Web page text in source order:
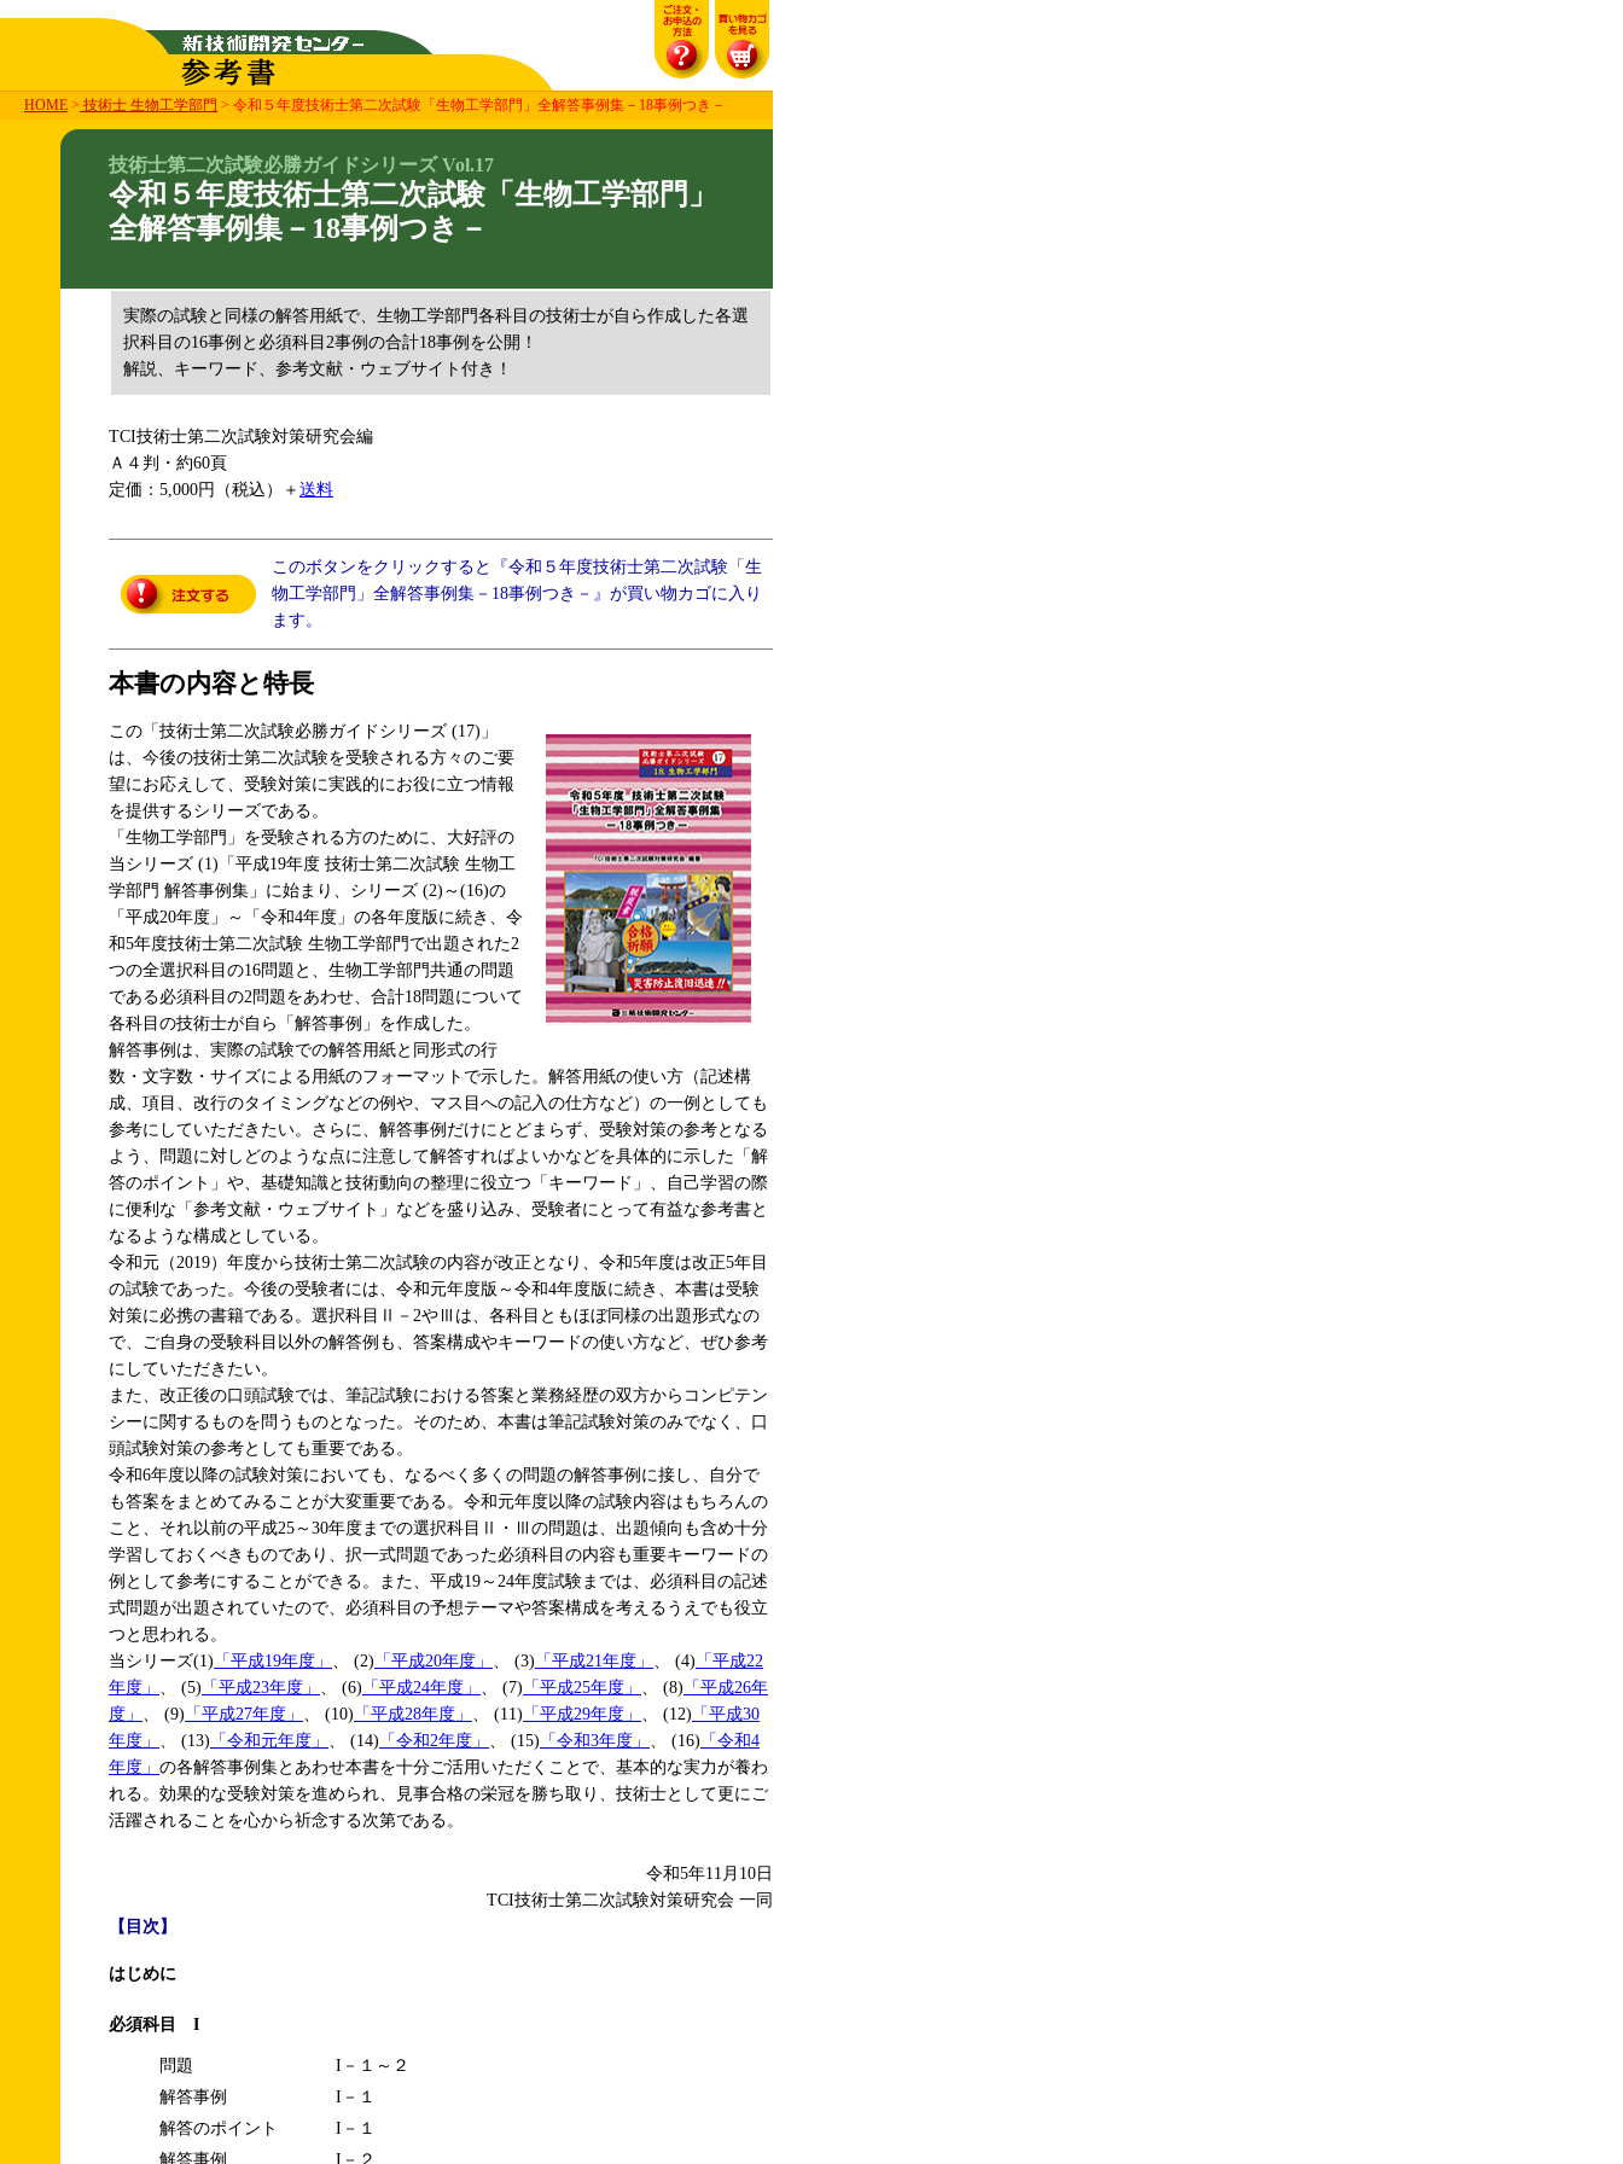
HOME > 技術士 生物工学部門 > 令和５年度技術士第二次試験「生物工学部門」全解答事例集－18事例つき－
技術士第二次試験必勝ガイドシリーズ Vol.17
令和５年度技術士第二次試験「生物工学部門」
全解答事例集－18事例つき－
実際の試験と同様の解答用紙で、生物工学部門各科目の技術士が自ら作成した各選
択科目の16事例と必須科目2事例の合計18事例を公開！
解説、キーワード、参考文献・ウェブサイト付き！
TCI技術士第二次試験対策研究会編
Ａ４判・約60頁
定価：5,000円（税込）＋ 送料
このボタンをクリックすると『令和５年度技術士第二次試験「生
物工学部門」全解答事例集－18事例つき－』が買い物カゴに入り
ます。
本書の内容と特長
この「技術士第二次試験必勝ガイドシリーズ (17)」
は、今後の技術士第二次試験を受験される方々のご要
望にお応えして、受験対策に実践的にお役に立つ情報
を提供するシリーズである。
「生物工学部門」を受験される方のために、大好評の
当シリーズ (1)「平成19年度 技術士第二次試験 生物工
学部門 解答事例集」に始まり、シリーズ (2)～(16)の
「平成20年度」～「令和4年度」の各年度版に続き、令
和5年度技術士第二次試験 生物工学部門で出題された2
つの全選択科目の16問題と、生物工学部門共通の問題
である必須科目の2問題をあわせ、合計18問題について
各科目の技術士が自ら「解答事例」を作成した。
解答事例は、実際の試験での解答用紙と同形式の行
数・文字数・サイズによる用紙のフォーマットで示した。解答用紙の使い方（記述構
成、項目、改行のタイミングなどの例や、マス目への記入の仕方など）の一例としても
参考にしていただきたい。さらに、解答事例だけにとどまらず、受験対策の参考となる
よう、問題に対しどのような点に注意して解答すればよいかなどを具体的に示した「解
答のポイント」や、基礎知識と技術動向の整理に役立つ「キーワード」、自己学習の際
に便利な「参考文献・ウェブサイト」などを盛り込み、受験者にとって有益な参考書と
なるような構成としている。
令和元（2019）年度から技術士第二次試験の内容が改正となり、令和5年度は改正5年目
の試験であった。今後の受験者には、令和元年度版～令和4年度版に続き、本書は受験
対策に必携の書籍である。選択科目Ⅱ－2やⅢは、各科目ともほぼ同様の出題形式なの
で、ご自身の受験科目以外の解答例も、答案構成やキーワードの使い方など、ぜひ参考
にしていただきたい。
また、改正後の口頭試験では、筆記試験における答案と業務経歴の双方からコンピテン
シーに関するものを問うものとなった。そのため、本書は筆記試験対策のみでなく、口
頭試験対策の参考としても重要である。
令和6年度以降の試験対策においても、なるべく多くの問題の解答事例に接し、自分で
も答案をまとめてみることが大変重要である。令和元年度以降の試験内容はもちろんの
こと、それ以前の平成25～30年度までの選択科目Ⅱ・Ⅲの問題は、出題傾向も含め十分
学習しておくべきものであり、択一式問題であった必須科目の内容も重要キーワードの
例として参考にすることができる。また、平成19～24年度試験までは、必須科目の記述
式問題が出題されていたので、必須科目の予想テーマや答案構成を考えるうえでも役立
つと思われる。
当シリーズ(1) 「平成19年度」 、 (2) 「平成20年度」 、 (3) 「平成21年度」 、 (4) 「平成22
年度」
、 (5) 「平成23年度」 、 (6) 「平成24年度」 、 (7) 「平成25年度」 、 (8) 「平成26年
度」
、 (9) 「平成27年度」 、 (10) 「平成28年度」 、 (11) 「平成29年度」 、 (12) 「平成30
年度」
、 (13) 「令和元年度」 、 (14) 「令和2年度」 、 (15) 「令和3年度」 、 (16) 「令和4
年度」 の各解答事例集とあわせ本書を十分ご活用いただくことで、基本的な実力が養わ
れる。効果的な受験対策を進められ、見事合格の栄冠を勝ち取り、技術士として更にご
活躍されることを心から祈念する次第である。
令和5年11月10日
TCI技術士第二次試験対策研究会 一同
【目次】
はじめに
必須科目 I
問題
I－１～２
解答事例
I－１
解答のポイント
I－１
解答事例
I－２